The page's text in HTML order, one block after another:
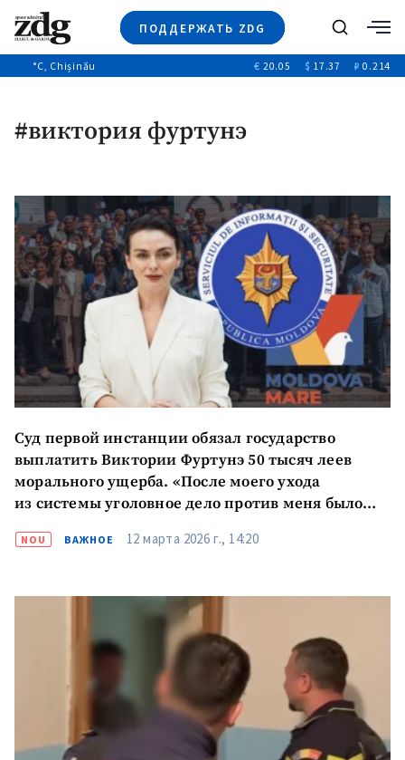
ПОДДЕРЖАТЬ ZDG
Новости
Видео
Выборы 2025
Поиск
°C, Chișinău € 20.05 $ 17.37 ₽ 0.214
#виктория фуртунэ
Суд первой инстанции обязал государство
выплатить Виктории Фуртунэ 50 тысяч леев
морального ущерба. «После моего ухода
из системы уголовное дело против меня было
NOU ВАЖНОЕ 12 марта 2026 г., 14:20